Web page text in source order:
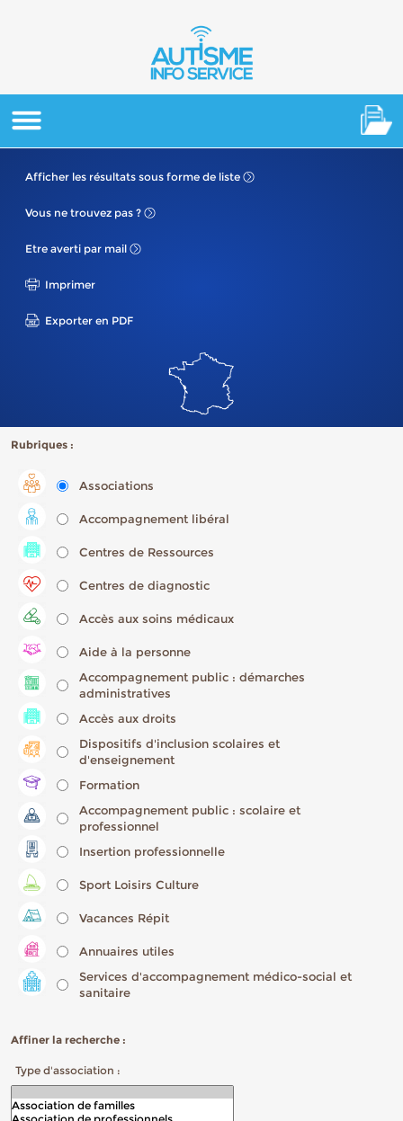
Afficher les résultats sous forme de liste
Vous ne trouvez pas ?
Etre averti par mail
Imprimer
Exporter en PDF
Rubriques :
Associations
Accompagnement libéral
Centres de Ressources
Centres de diagnostic
Accès aux soins médicaux
Aide à la personne
Accompagnement public : démarches
administratives
Accès aux droits
Dispositifs d'inclusion scolaires et
d'enseignement
Formation
Accompagnement public : scolaire et
professionnel
Insertion professionnelle
Sport Loisirs Culture
Vacances Répit
Annuaires utiles
Services d'accompagnement médico-social et
sanitaire
Affiner la recherche :
Type d'association :